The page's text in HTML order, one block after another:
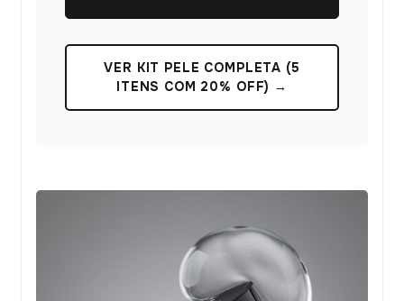
VER KIT PELE COMPLETA (5
ITENS COM 20% OFF) →